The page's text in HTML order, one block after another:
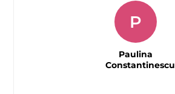
P
Paulina
Constantinescu